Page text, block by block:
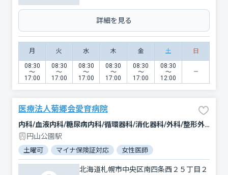
詳細を見る
月 火 水 木 金 土 日
08:30
〜
17:00
08:30
〜
17:00
08:30
〜
17:00
08:30
〜
17:00
08:30
〜
17:00
08:30
〜
12:00
医療法人菊郷会愛育病院
内科/血液内科/糖尿病内科/循環器科/消化器科/外科/整形外科/小児科/リハビリテーション/麻酔科
円山公園駅
土曜可 マイナ保険証対応 女性医師
北海道札幌市中央区南四条西２５丁目２